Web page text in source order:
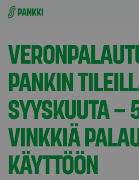
Siirry suoraan sisältöön
Tiedotteet
PANKIN
SYYSKUUTA –
VINKKIÄ
KÄYTTÖÖN